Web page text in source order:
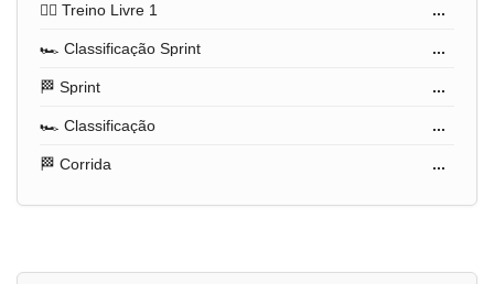
🏋️‍♂️ Treino Livre 1
...
🏎️ Classificação Sprint ...
🏁 Sprint ...
🏎️ Classificação ...
🏁 Corrida ...